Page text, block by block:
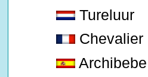
Tureluur
Chevalier